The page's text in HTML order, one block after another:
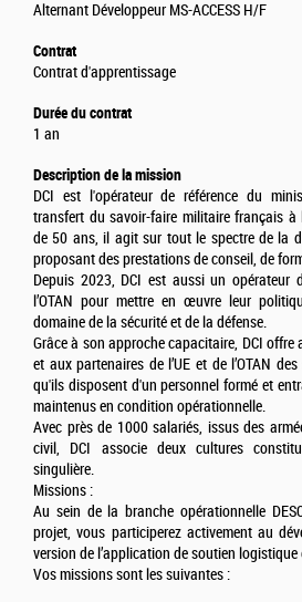
Alternant Développeur MS-ACCESS H/F
Contrat
Contrat d'apprentissage
Durée du contrat
1 an
Description de la mission
DCI est l'opérateur de référence du
transfert du savoir-faire militaire français à
de 50 ans, il agit sur tout le spectre de la
proposant des prestations de conseil, de
Depuis 2023, DCI est aussi un opérateur
l’OTAN pour mettre en œuvre leur
domaine de la sécurité et de la défense.
Grâce à son approche capacitaire, DCI offre
et aux partenaires de l’UE et de l’OTAN
qu'ils disposent d'un personnel formé et
maintenus en condition opérationnelle.
Avec près de 1000 salariés, issus des
civil, DCI associe deux cultures
singulière.
Missions :
Au sein de la branche opérationnelle
projet, vous participerez activement au
version de l’application de soutien
Vos missions sont les suivantes :